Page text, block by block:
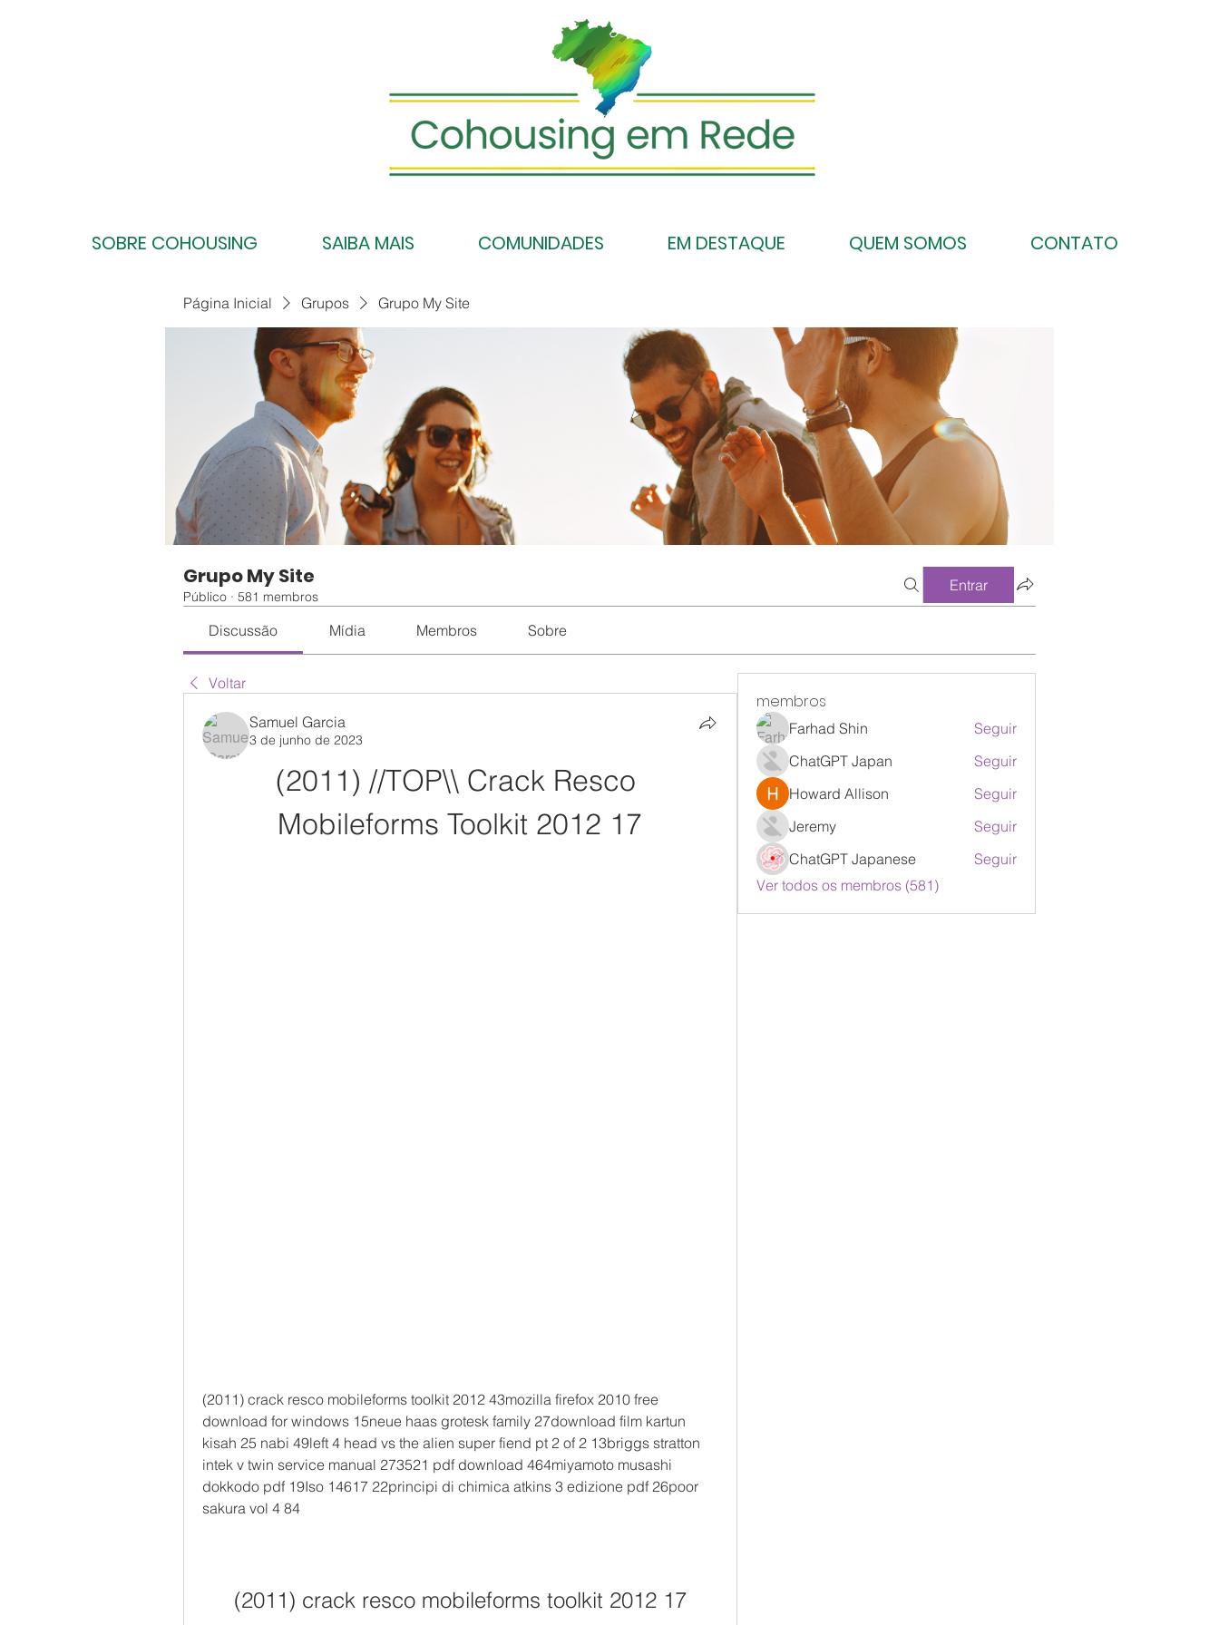
SOBRE COHOUSING SAIBA MAIS COMUNIDADES EM DESTAQUE QUEM SOMOS CONTATO
Página Inicial Grupos Grupo My Site
Grupo My Site
Público · 581 membros
Entrar
Discussão Mídia Membros Sobre
Voltar
Samuel Garcia
3 de junho de 2023
(2011) //TOP\\ Crack Resco
Mobileforms Toolkit 2012 17
(2011) crack resco mobileforms toolkit 2012 43mozilla firefox 2010 free
download for windows 15neue haas grotesk family 27download film kartun
kisah 25 nabi 49left 4 head vs the alien super fiend pt 2 of 2 13briggs stratton
intek v twin service manual 273521 pdf download 464miyamoto musashi
dokkodo pdf 19Iso 14617 22principi di chimica atkins 3 edizione pdf 26poor
sakura vol 4 84
(2011) crack resco mobileforms toolkit 2012 17
membros
Farhad Shin
Seguir
ChatGPT Japan
Seguir
Howard Allison
Seguir
Jeremy
Seguir
ChatGPT Japanese
Seguir
Ver todos os membros (581)